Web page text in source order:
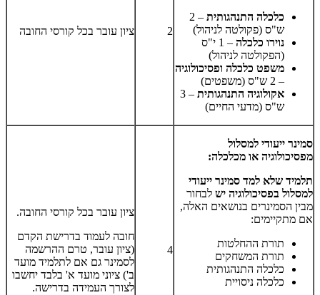
כלכלה התנהגותית
– 2
ש"ס (פקולטה לניהול)
נוירו כלכלה
– 1 י"ס
(הפקולטה לניהול)
משפט כלכלה ופסיכולוגיה
– 2 ש"ס (משפטים)
אקולוגיה התנהגותית
– 3
ש"ס (מדעי החיים)
2 ציון עובר בכל קורסי החובה
סמינר ייעודי למסלול
מפסיכולוגיה או מכלכלה:
תלמיד שלא למד סמינר ייעודי
למסלול בפסיכולוגיה יש לבחור
מבין הסמינרים בנושאים האלה,
אם מתקיימים:
תורת ההחלטות
תורת המשחקים
כלכלה התנהגותית
כלכלה ניסויית
4
ציון עובר בכל קורסי החובה.
חובה לעמוד בדרישת הקדם
(ציון עובר, טרם ההרשמה
לסמינר גם אם לתלמיד מועד
ב') ציוני מועד א' בלבד יחשבו
לצורך העמידה בדרישה.